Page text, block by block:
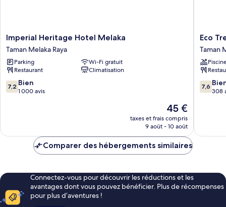
Imperial
Heritage
Hotel
Melaka
Taman
Melaka
Raya
Imperial Heritage Hotel Melaka
Taman Melaka Raya
Parking
Wi-Fi gratuit
Restaurant
Climatisation
7.2
sur
7,2 Bien
1 000 avis
Le
nouveau
prix
de
45 €
taxes et frais compris
9 août - 10 août
Eco
Tree
Hotel
Taman
Melaka
Raya
Eco
Taman
7.6
sur
7,6
308
Comparer des hébergements similaires
Connectez-vous pour découvrir les réductions et les
avantages dont vous pouvez bénéficier. Plus de récompenses
pour plus d’aventures !